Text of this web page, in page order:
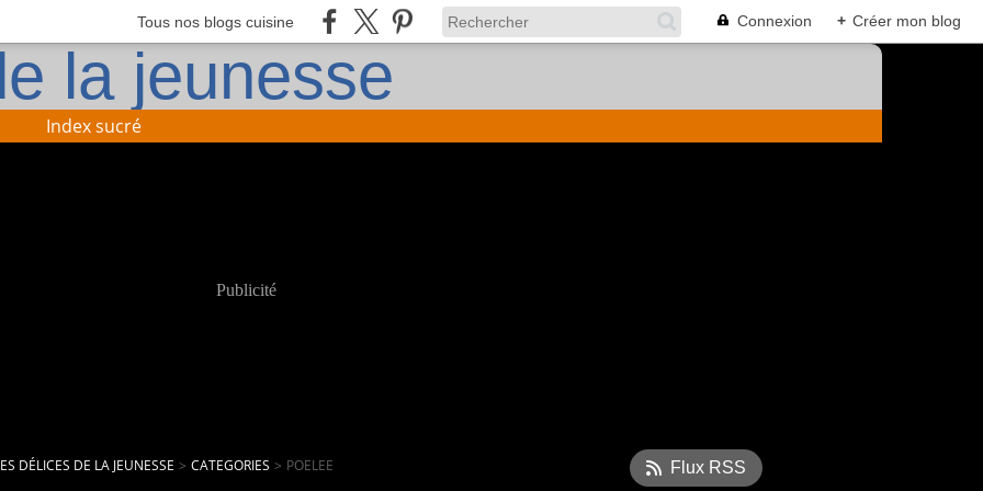
Tous nos blogs cuisine Connexion + Créer mon blog
Index sucré
Publicité
DÉLICES DE LA JEUNESSE > CATEGORIES > POELEE
Flux RSS